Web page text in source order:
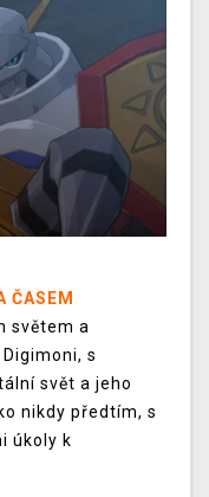
ČASEM
světem a
s
svět a jeho
nikdy předtím, s
úkoly k